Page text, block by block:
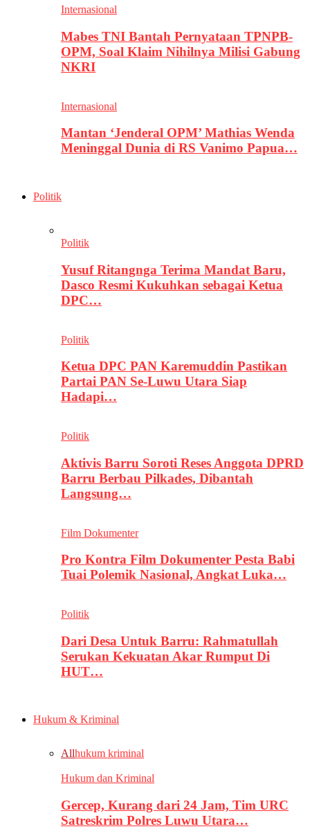
Internasional
Mabes TNI Bantah Pernyataan TPNPB-
OPM, Soal Klaim Nihilnya Milisi Gabung
NKRI
Internasional
Mantan ‘Jenderal OPM’ Mathias Wenda
Meninggal Dunia di RS Vanimo Papua…
Politik
Politik
Yusuf Ritangnga Terima Mandat Baru,
Dasco Resmi Kukuhkan sebagai Ketua
DPC…
Politik
Ketua DPC PAN Karemuddin Pastikan
Partai PAN Se-Luwu Utara Siap
Hadapi…
Politik
Aktivis Barru Soroti Reses Anggota DPRD
Barru Berbau Pilkades, Dibantah
Langsung…
Film Dokumenter
Pro Kontra Film Dokumenter Pesta Babi
Tuai Polemik Nasional, Angkat Luka…
Politik
Dari Desa Untuk Barru: Rahmatullah
Serukan Kekuatan Akar Rumput Di
HUT…
Hukum & Kriminal
Allhukum kriminal
Hukum dan Kriminal
Gercep, Kurang dari 24 Jam, Tim URC
Satreskrim Polres Luwu Utara…